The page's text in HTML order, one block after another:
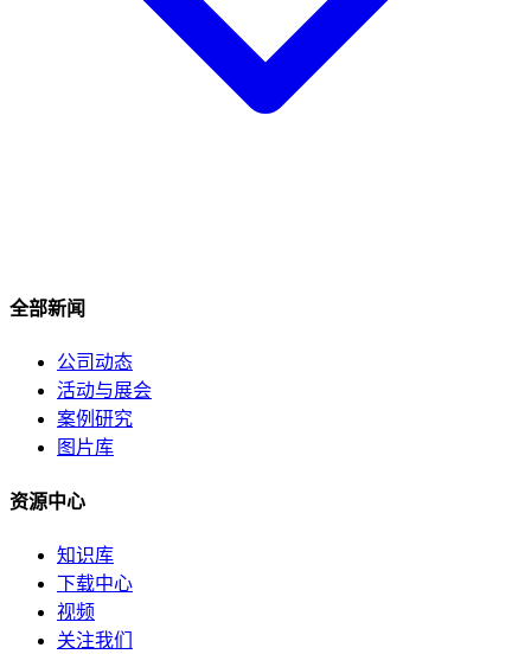
全部新闻
公司动态
活动与展会
案例研究
图片库
资源中心
知识库
下载中心
视频
关注我们